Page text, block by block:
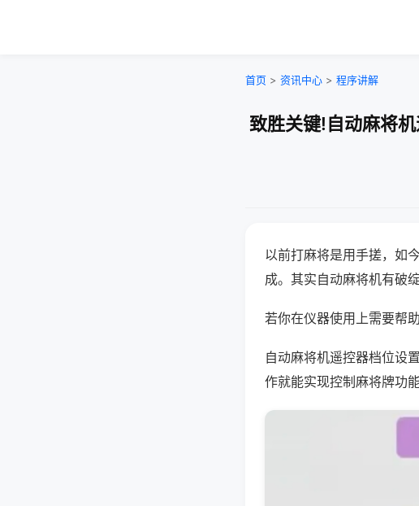
首页 > 资讯中心 > 程序讲解
致胜关键!自动麻将
以前打麻将是用手搓，如
成。其实自动麻将机有破
若你在仪器使用上需要帮
自动麻将机遥控器档位设
作就能实现控制麻将牌功